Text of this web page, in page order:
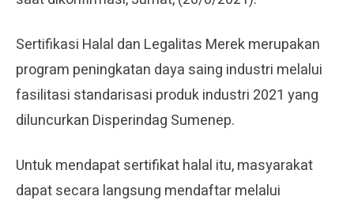
Sertifikasi Halal dan Legalitas Merek merupakan
program peningkatan daya saing industri melalui
fasilitasi standarisasi produk industri 2021 yang
diluncurkan Disperindag Sumenep.
Untuk mendapat sertifikat halal itu, masyarakat
dapat secara langsung mendaftar melalui